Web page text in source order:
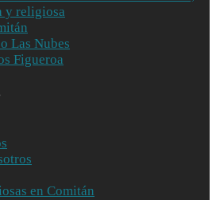
y religiosa
Las Nubes
Figueroa
en Comitán